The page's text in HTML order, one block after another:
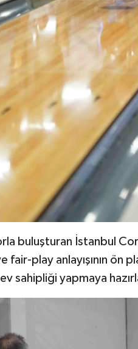
buluşturan İstanbul
fair-play anlayışının ön
sahipliği yapmaya